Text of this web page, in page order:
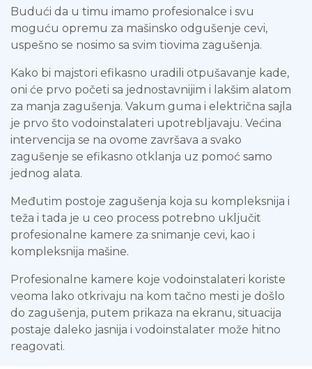
Budući da u timu imamo profesionalce i svu
moguću opremu za mašinsko odgušenje cevi,
uspešno se nosimo sa svim tiovima zagušenja.
Kako bi majstori efikasno uradili otpušavanje kade,
oni će prvo početi sa jednostavnijim i lakšim alatom
za manja zagušenja. Vakum guma i električna sajla
je prvo što vodoinstalateri upotrebljavaju. Većina
intervencija se na ovome završava a svako
zagušenje se efikasno otklanja uz pomoć samo
jednog alata.
Međutim postoje zagušenja koja su kompleksnija i
teža i tada je u ceo process potrebno uključit
profesionalne kamere za snimanje cevi, kao i
kompleksnija mašine.
Profesionalne kamere koje vodoinstalateri koriste
veoma lako otkrivaju na kom tačno mesti je došlo
do zagušenja, putem prikaza na ekranu, situacija
postaje daleko jasnija i vodoinstalater može hitno
reagovati.